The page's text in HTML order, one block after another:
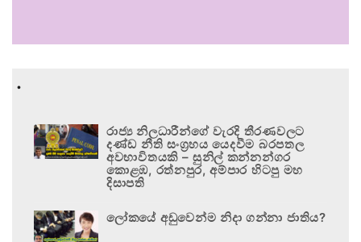
.
රාජ්‍ය නිලධාරීන්ගේ වැරදි තීරණවලට
දණ්ඩ නීති සංග්‍රහය යෙදවීම බරපතල
අවභාවිතයකි – සුනිල් කන්නන්ගර
කොළඹ, රත්නපුර, අම්පාර හිටපු මහ
දිසාපති
ලෝකයේ අඩුවෙන්ම නිදා ගන්නා ජාතිය?